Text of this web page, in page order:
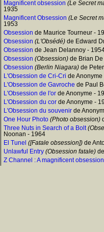
Magnificent obsession (Le Secret
1935
Magnificent Obsession (Le Secret
1953
Obsession de Maurice Tourneur -
Obsession (L'Obsédé) de Edward
Obsession de Jean Delannoy -
Obsession (Obsession) de Brian
Obsession (Berlin Niagara) de
L'Obsession de Cri-Cri de Anonyme
L'Obsession de Gavroche de Paul
L'Obsession de l'or de Anonyme -
L'Obsession du cor de Anonyme -
L'Obsession du souvenir de
One Hour Photo (Photo obsession)
Three Nuts in Search of a Bolt
Noonan - 1964
El Tunel ([Fatale obsession]) de
Unlawful Entry (Obsession fatale)
Z Channel : A magnificent obsession